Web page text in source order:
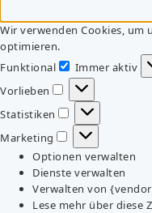
Wir verwenden Cookies, um
optimieren.
Funktional
Funktional
Immer aktiv
Vorlieben
Vorlieben
Statistiken
Statistiken
Marketing
Marketing
Optionen verwalten
Dienste verwalten
Verwalten von
Lese mehr über diese